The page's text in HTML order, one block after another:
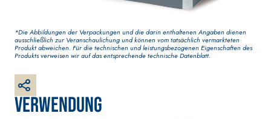
Verwendung
*Die Abbildungen der Verpackungen und die darin enthaltenen Angaben dienen
ausschließlich zur Veranschaulichung und können vom tatsächlich vermarkteten
Produkt abweichen. Für die technischen und leistungsbezogenen Eigenschaften des
Produkts verweisen wir auf das entsprechende technische Datenblatt.
Grundputz auf Basis von
außen